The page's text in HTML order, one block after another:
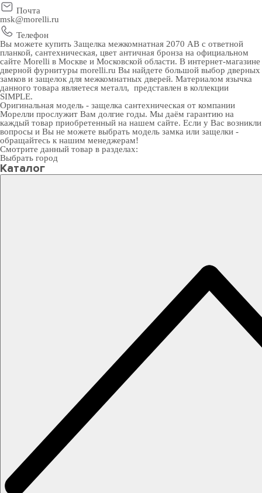
Почта
msk@morelli.ru
Телефон
Вы можете купить Защелка межкомнатная 2070 AB с ответной
планкой, сантехническая, цвет античная бронза на официальном
сайте Morelli в Москве и Московской области. В интернет-магазине
дверной фурнитуры morelli.ru Вы найдете большой выбор дверных
замков и защелок для межкомнатных дверей. Материалом язычка
данного товара являетеся металл, представлен в коллекции
SIMPLE.
Оригинальная модель - защелка сантехническая от компании
Морелли прослужит Вам долгие годы. Мы даём гарантию на
каждый товар приобретенный на нашем сайте. Если у Вас возникли
вопросы и Вы не можете выбрать модель замка или защелки -
обращайтесь к нашим менеджерам!
Смотрите данный товар в разделах:
Выбрать город
Каталог